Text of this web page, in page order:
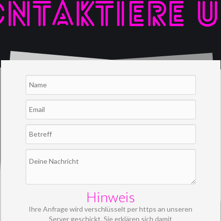
Hinweis
Ihre Anfrage wird verschlüsselt per https an unseren
Server geschickt. Sie erklären sich damit